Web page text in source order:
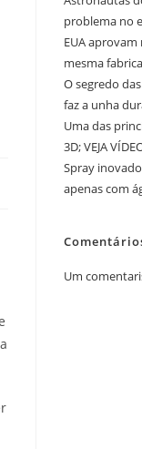
problema no
EUA
mesma
O segredo
faz a unha
Uma das
3D; VEJA
Spray
apenas com
Um